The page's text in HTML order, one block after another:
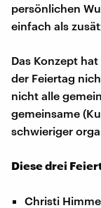
persönlichen
einfach als
Das Konzept
der Feiertag
nicht alle
gemeinsame
schwieriger
Diese drei
Christi